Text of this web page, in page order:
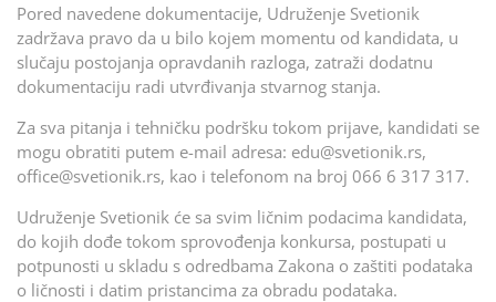
Pored navedene dokumentacije, Udruženje Svetionik
zadržava pravo da u bilo kojem momentu od kandidata, u
slučaju postojanja opravdanih razloga, zatraži dodatnu
dokumentaciju radi utvrđivanja stvarnog stanja.
Za sva pitanja i tehničku podršku tokom prijave, kandidati se
mogu obratiti putem e-mail adresa: edu@svetionik.rs,
office@svetionik.rs, kao i telefonom na broj 066 6 317 317.
Udruženje Svetionik će sa svim ličnim podacima kandidata,
do kojih dođe tokom sprovođenja konkursa, postupati u
potpunosti u skladu s odredbama Zakona o zaštiti podataka
o ličnosti i datim pristancima za obradu podataka.